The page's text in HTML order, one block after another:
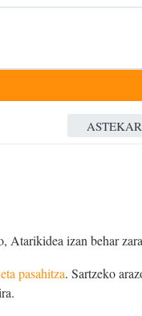
Atarikidea izan behar
pasahitza. Sartzeko